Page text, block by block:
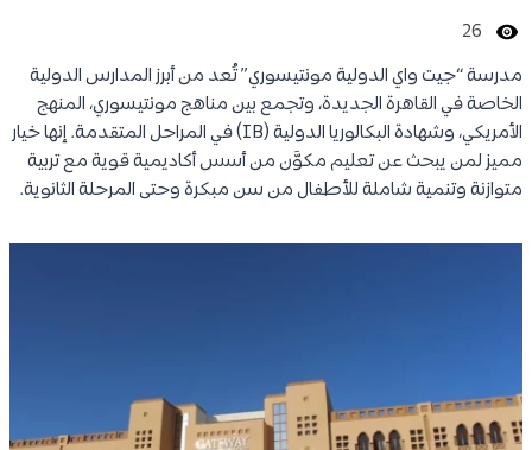
26
مدرسة “جيت واي الدولية مونتيسوري” تُعد من أبرز المدارس الدولية
الخاصة في القاهرة الجديدة، وتجمع بين مناهج مونتيسوري، المنهج
الأمريكي، وشهادة البكالوريا الدولية (IB) في المراحل المتقدمة. إنها خيار
مميز لمن يبحث عن تعليم مكوَّن من أسس أكاديمية قوية مع تربية
متوازنة وتنمية شاملة للأطفال من سن مبكرة وحتى المرحلة الثانوية.